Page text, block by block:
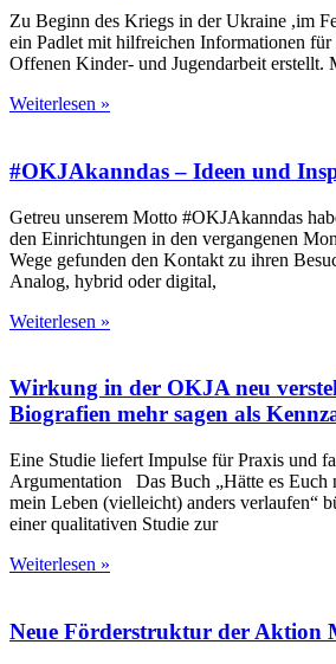
Zu Beginn des Kriegs in der Ukraine ,im
ein Padlet mit hilfreichen Informationen für
Offenen Kinder- und Jugendarbeit erstellt.
Weiterlesen »
#OKJAkanndas – Ideen und
Getreu unserem Motto #OKJAkanndas
den Einrichtungen in den vergangenen
Wege gefunden den Kontakt zu ihren
Analog, hybrid oder digital,
Weiterlesen »
Wirkung in der OKJA neu
Biografien mehr sagen als
Eine Studie liefert Impulse für Praxis und
Argumentation Das Buch „Hätte es Euch
mein Leben (vielleicht) anders verlaufen“
einer qualitativen Studie zur
Weiterlesen »
Neue Förderstruktur der Aktion